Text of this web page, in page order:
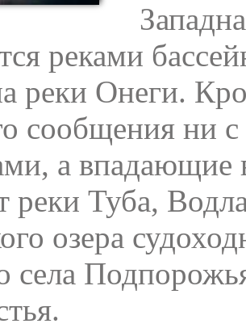
реками
реки Онеги.
сообщения ни
а впадающие
реки Туба,
озера
села